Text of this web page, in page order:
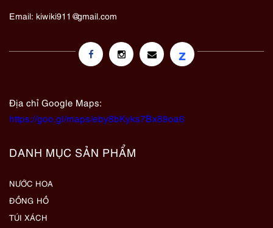
Email: kiwiki911@gmail.com
z
Địa chỉ Google Maps:
https://goo.gl/maps/eby8bKyks7Bx89oa6
DANH MỤC SẢN PHẨM
NƯỚC HOA
ĐỒNG HỒ
TÚI XÁCH